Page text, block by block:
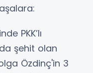
PKK’lı
şehit olan
Özdinç'in 3